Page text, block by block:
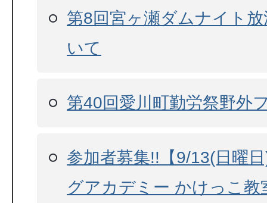
第8回宮ヶ瀬ダムナイト
いて
第40回愛川町勤労祭野外
参加者募集!!【9/13(日曜
グアカデミー かけっこ教